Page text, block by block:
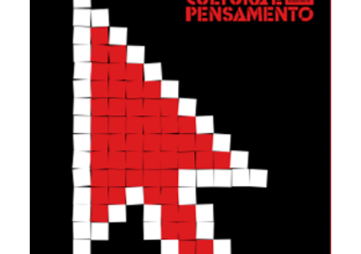
REVISTA RESULTANTE DO SEMINÁRIO
CULTURA E PENSAMENTO 2010